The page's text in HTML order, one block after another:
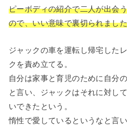
ピーボディの紹介で二人が出会
ので、いい意味で裏切られまし
ジャックの車を運転し帰宅した
クを責め立てる。
自分は家事と育児のために自分
と言い、ジャックはそれに対し
いできたという。
惰性で愛しているというなと言